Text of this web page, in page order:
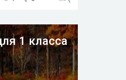
1 класса